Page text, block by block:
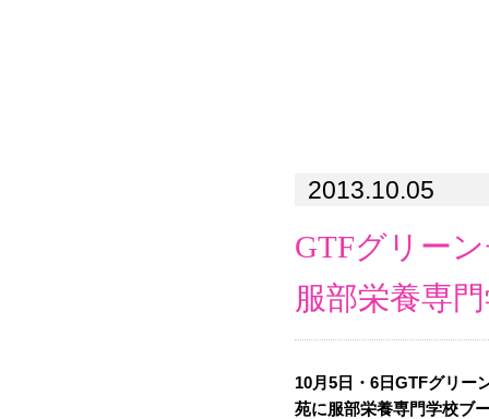
2013.10.05
GTFグリー
服部栄養専
10月5日・6日GTFグリー
苑に服部栄養専門学校ブ